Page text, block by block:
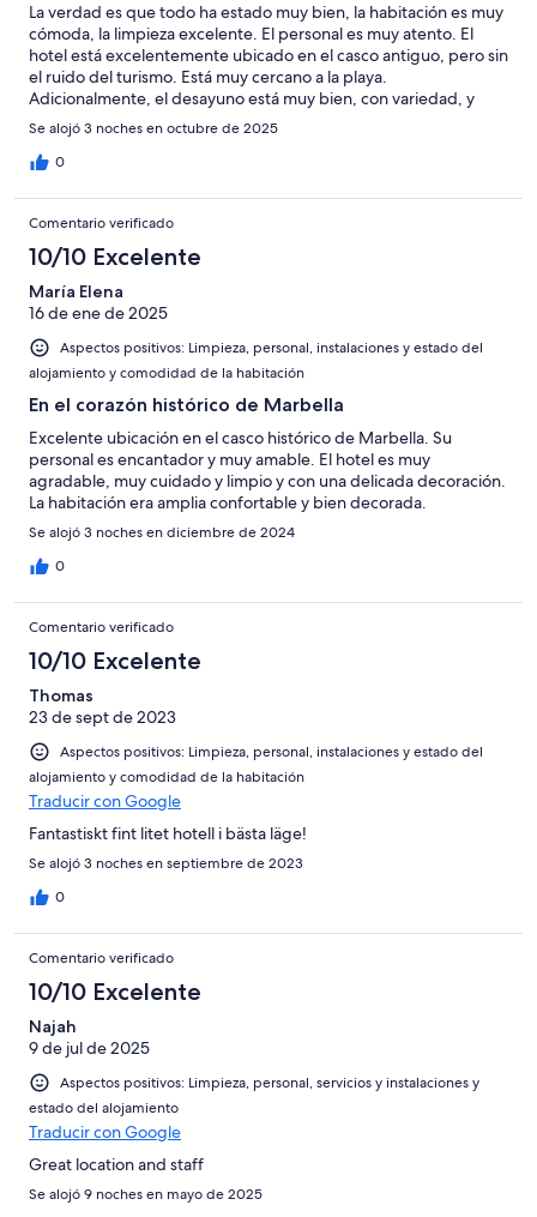
La verdad es que todo ha estado muy bien, la habitación es muy
cómoda, la limpieza excelente. El personal es muy atento. El
hotel está excelentemente ubicado en el casco antiguo, pero sin
el ruido del turismo. Está muy cercano a la playa.
Adicionalmente, el desayuno está muy bien, con variedad, y
buena atención.
Se alojó 3 noches en octubre de 2025
0
Comentario verificado
10/10 Excelente
María Elena
16 de ene de 2025
Aspectos positivos: Limpieza, personal, instalaciones y estado del
alojamiento y comodidad de la habitación
En el corazón histórico de Marbella
Excelente ubicación en el casco histórico de Marbella. Su
personal es encantador y muy amable. El hotel es muy
agradable, muy cuidado y limpio y con una delicada decoración.
La habitación era amplia confortable y bien decorada.
Se alojó 3 noches en diciembre de 2024
0
Comentario verificado
10/10 Excelente
Thomas
23 de sept de 2023
Aspectos positivos: Limpieza, personal, instalaciones y estado del
alojamiento y comodidad de la habitación
Traducir con Google
Fantastiskt fint litet hotell i bästa läge!
Se alojó 3 noches en septiembre de 2023
0
Comentario verificado
10/10 Excelente
Najah
9 de jul de 2025
Aspectos positivos: Limpieza, personal, servicios y instalaciones y
estado del alojamiento
Traducir con Google
Great location and staff
Se alojó 9 noches en mayo de 2025